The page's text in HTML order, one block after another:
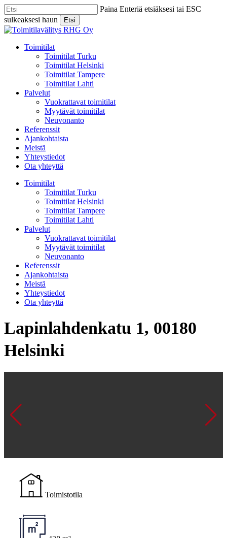
Skip
to
main
content
Paina Enteriä etsiäksesi tai ESC
sulkeaksesi haun
Etsi
Close
Menu
Toimitilat
Toimitilat Turku
Toimitilat Helsinki
Toimitilat Tampere
Toimitilat Lahti
Palvelut
Vuokrattavat toimitilat
Myytävät toimitilat
Neuvonanto
Referenssit
Ajankohtaista
Meistä
Yhteystiedot
Ota yhteyttä
Toimitilat
Toimitilat Turku
Toimitilat Helsinki
Toimitilat Tampere
Toimitilat Lahti
Palvelut
Vuokrattavat toimitilat
Myytävät toimitilat
Neuvonanto
Referenssit
Ajankohtaista
Meistä
Yhteystiedot
Ota yhteyttä
Lapinlahdenkatu 1, 00180
Helsinki
Toimistotila